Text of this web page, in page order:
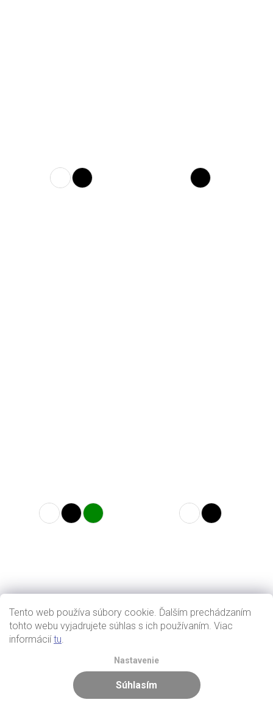
Tento web používa súbory cookie. Ďalším prechádzaním
tohto webu vyjadrujete súhlas s ich používaním. Viac
informáciítu.
Nastavenie
Súhlasím